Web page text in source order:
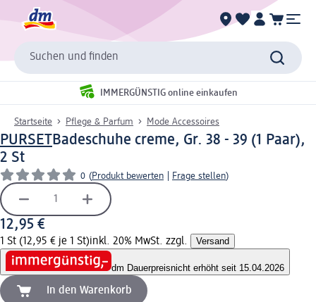
Suchen und finden
IMMERGÜNSTIG online einkaufen
Startseite Pflege & Parfum Mode Accessoires
PURSETBadeschuhe creme, Gr. 38 - 39 (1 Paar),
2 St
0 (Produkt bewerten Frage stellen)
12,95 €
1 St (12,95 € je 1 St)inkl. 20% MwSt. zzgl. Versand
dm Dauerpreisnicht erhöht seit 15.04.2026
In den Warenkorb